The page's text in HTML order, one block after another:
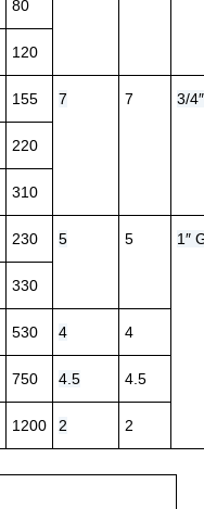
80
120
155 7 7 3/
220
310
230 5 5 1″
330
530 4 4
750 4.5 4.5
1200 2 2